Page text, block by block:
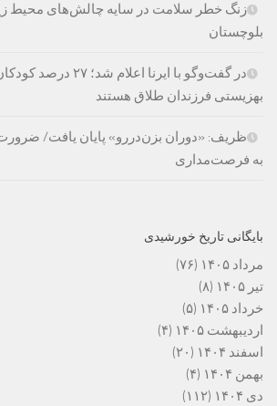
زنگ خطر سلامت در سایه چالش‌های محیط
بلوچستان
در گفت‌وگو با ایرنا
بهزیستی فرزندان طلاق هستند
ظریف: «دوران بزن‌دررو» پایان یافت/ ضرورت
به فرصت‌مداری
بایگانی تاریخ خورشیدی
مرداد ۱۴۰۵
(۷۶)
تیر ۱۴۰۵
(۸)
خرداد ۱۴۰۵
(۵)
اردیبهشت ۱۴۰۵
(۴)
اسفند ۱۴۰۴
(۲۰)
بهمن ۱۴۰۴
(۴)
دی ۱۴۰۴
(۱۱۲)